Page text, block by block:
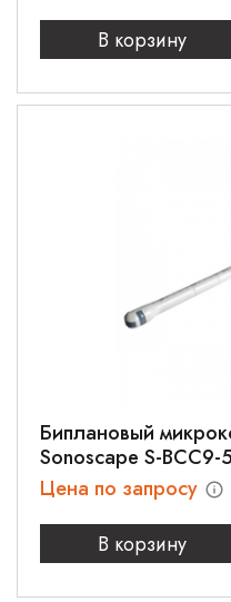
В корзину
Биплановый
Sonoscape S-BCC9-5
Цена по запросу
В корзину